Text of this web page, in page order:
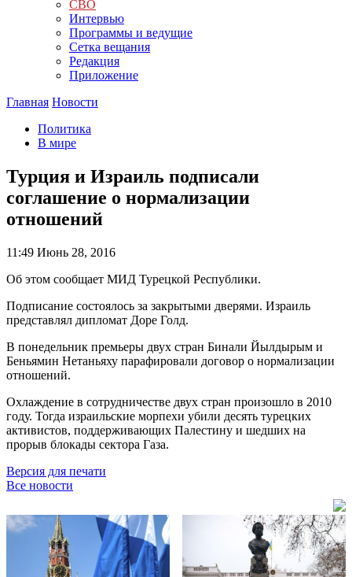
СВО
Интервью
Программы и ведущие
Сетка вещания
Редакция
Приложение
Главная Новости
Политика
В мире
Турция и Израиль подписали
соглашение о нормализации
отношений
11:49 Июнь 28, 2016
Об этом сообщает МИД Турецкой Республики.
Подписание состоялось за закрытыми дверями. Израиль
представлял дипломат Доре Голд.
В понедельник премьеры двух стран Бинали Йылдырым и
Беньямин Нетаньяху парафировали договор о нормализации
отношений.
Охлаждение в сотрудничестве двух стран произошло в 2010
году. Тогда израильские морпехи убили десять турецких
активистов, поддерживающих Палестину и шедших на
прорыв блокады сектора Газа.
Версия для печати
Все новости